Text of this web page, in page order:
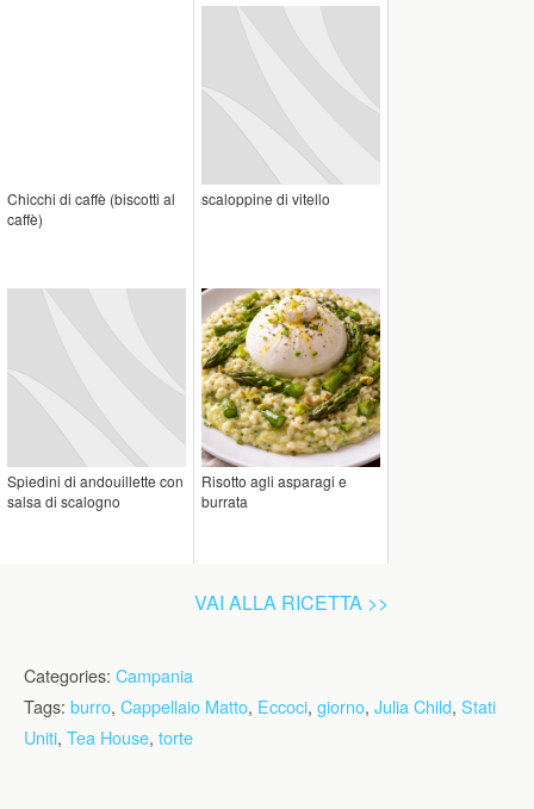
Chicchi di caffè (biscotti al
caffè)
scaloppine di vitello
Spiedini di andouillette con
salsa di scalogno
Risotto agli asparagi e
burrata
VAI ALLA RICETTA >>
Categories: Campania
Tags: burro, Cappellaio Matto, Eccoci, giorno, Julia Child, Stati
Uniti, Tea House, torte